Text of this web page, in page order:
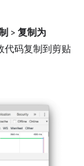
> 复制为
代码复制到剪贴